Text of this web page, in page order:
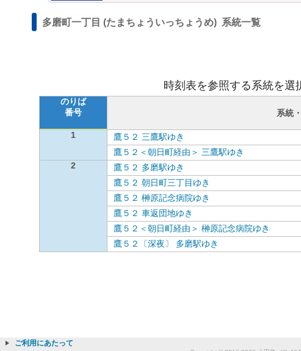
日 いて
多磨町一丁目 (たまちょういっちょうめ) 系統一覧
時刻表を参照する系統を選
のりば
番号
系統
1
鷹５２ 三鷹駅ゆき
鷹５２＜朝日町経由＞ 三鷹駅ゆき
2
鷹５２ 多磨駅ゆき
鷹５２ 朝日町三丁目ゆき
鷹５２ 榊原記念病院ゆき
鷹５２ 車返団地ゆき
鷹５２＜朝日町経由＞ 榊原記念病院ゆき
鷹５２〔深夜〕 多磨駅ゆき
ご利用にあたって